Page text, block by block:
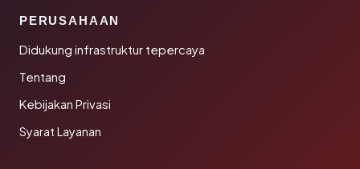
PERUSAHAAN
Didukung infrastruktur tepercaya
Tentang
Kebijakan Privasi
Syarat Layanan